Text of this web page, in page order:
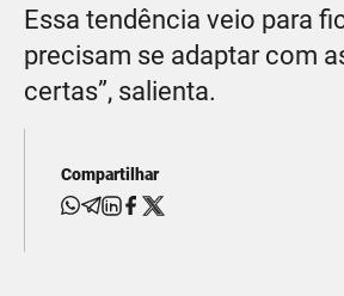
Essa tendência veio para
precisam se adaptar com
certas”, salienta.
Compartilhar